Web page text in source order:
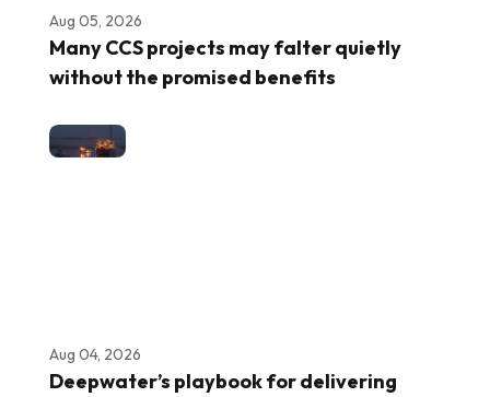
Aug 05, 2026
Many CCS projects may falter quietly
without the promised benefits
Aug 04, 2026
Deepwater’s playbook for delivering